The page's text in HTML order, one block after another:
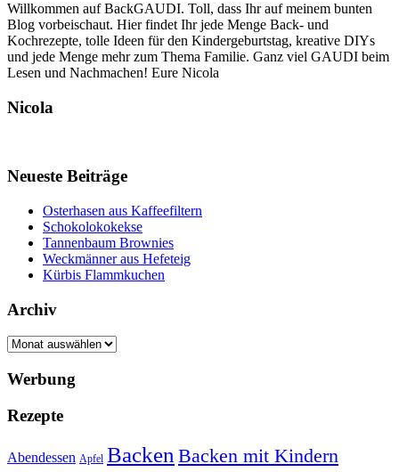
Willkommen auf BackGAUDI. Toll, dass Ihr auf meinem bunten
Blog vorbeischaut. Hier findet Ihr jede Menge Back- und
Kochrezepte, tolle Ideen für den Kindergeburtstag, kreative DIYs
und jede Menge mehr zum Thema Familie. Ganz viel GAUDI beim
Lesen und Nachmachen! Eure Nicola
Nicola
Neueste Beiträge
Osterhasen aus Kaffeefiltern
Schokolokokekse
Tannenbaum Brownies
Weckmänner aus Hefeteig
Kürbis Flammkuchen
Archiv
Archiv
Werbung
Rezepte
Abendessen Apfel Backen Backen mit Kindern